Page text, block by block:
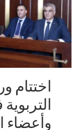
اختتام
وأعضاء